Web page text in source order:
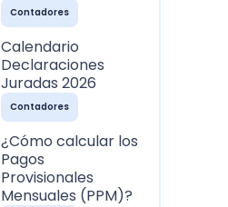
Contadores
Calendario
Declaraciones
Juradas 2026
Contadores
¿Cómo calcular los
Pagos
Provisionales
Mensuales (PPM)?